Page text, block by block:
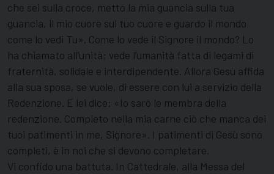
che sei sulla croce, metto la mia guancia sulla tua
guancia, il mio cuore sul tuo cuore e guardo il mondo
come lo vedi Tu». Come lo vede il Signore il mondo? Lo
ha chiamato all’unità; vede l’umanità fatta di legami di
fraternità, solidale e interdipendente. Allora Gesù affida
alla sua sposa, se vuole, di essere con lui a servizio della
Redenzione. E lei dice: «Io sarò le membra della
redenzione. Completo nella mia carne ciò che manca dei
tuoi patimenti in me, Signore». I patimenti di Gesù sono
completi, è in noi che si devono completare.
Vi confido una battuta. In Cattedrale, alla Messa del